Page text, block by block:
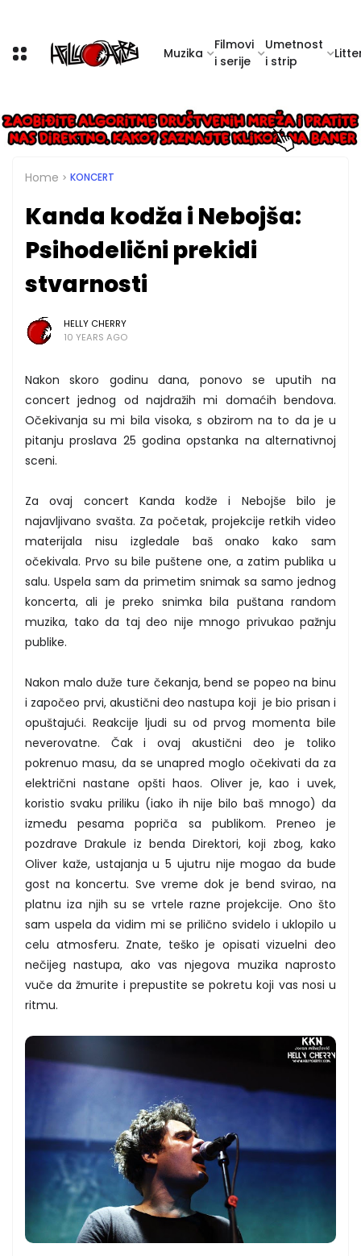
Muzika
Filmovi
i serije
Umetnost
i strip
Home KONCERT
Kanda kodža i Nebojša:
Psihodelični prekidi
stvarnosti
HELLY CHERRY
10 YEARS AGO
Nakon skoro godinu dana, ponovo se uputih na
concert jednog od najdražih mi domaćih bendova.
Očekivanja su mi bila visoka, s obzirom na to da je u
pitanju proslava 25 godina opstanka na alternativnoj
sceni.
Za ovaj concert Kanda kodže i Nebojše bilo je
najavljivano svašta. Za početak, projekcije retkih video
materijala nisu izgledale baš onako kako sam
očekivala. Prvo su bile puštene one, a zatim publika u
salu. Uspela sam da primetim snimak sa samo jednog
koncerta, ali je preko snimka bila puštana random
muzika, tako da taj deo nije mnogo privukao pažnju
publike.
Nakon malo duže ture čekanja, bend se popeo na binu
i započeo prvi, akustični deo nastupa koji je bio prisan i
opuštajući. Reakcije ljudi su od prvog momenta bile
neverovatne. Čak i ovaj akustični deo je toliko
pokrenuo masu, da se unapred moglo očekivati da za
električni nastane opšti haos. Oliver je, kao i uvek,
koristio svaku priliku (iako ih nije bilo baš mnogo) da
između pesama popriča sa publikom. Preneo je
pozdrave Drakule iz benda Direktori, koji zbog, kako
Oliver kaže, ustajanja u 5 ujutru nije mogao da bude
gost na koncertu. Sve vreme dok je bend svirao, na
platnu iza njih su se vrtele razne projekcije. Ono što
sam uspela da vidim mi se prilično svidelo i uklopilo u
celu atmosferu. Znate, teško je opisati vizuelni deo
nečijeg nastupa, ako vas njegova muzika naprosto
vuče da žmurite i prepustite se pokretu koji vas nosi u
ritmu.